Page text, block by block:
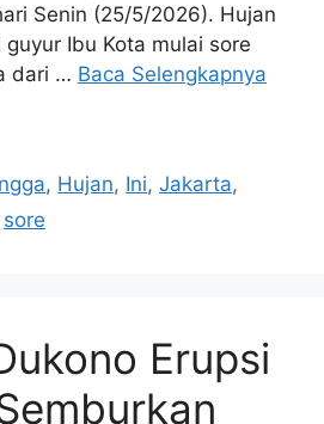
Senin (25/5/2026). Hujan
Ibu Kota mulai sore
dari … Baca Selengkapnya
, Hujan, Ini,Jakarta,
sore
Erupsi